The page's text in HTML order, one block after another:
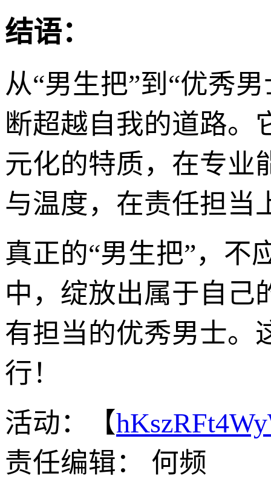
结语：
从“男生把”到“优秀
断超越自我的道路。
元化的特质，在专业
与温度，在责任担当
真正的“男生把”，不
中，绽放出属于自己
有担当的优秀男士。
行！
活动：【
责任编辑： 何频